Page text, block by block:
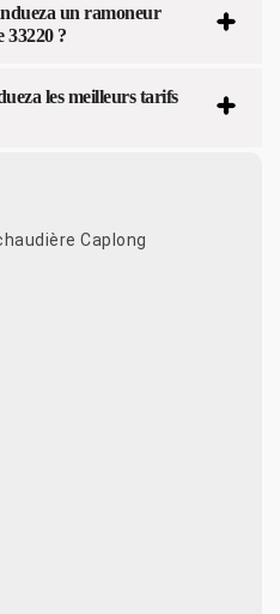
un ramoneur
33220 ?
les meilleurs tarifs
Caplong